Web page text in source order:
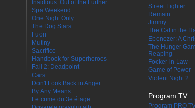
Insidious: Out of the Further
Spa Weekend
One Night Only
The Dog Stars
Fuori
Mutiny
Sacrifice
Handbook for Superheroes
Fall 2: Deadpoint
Cars
Don't Look Back in Anger
By Any Means
Le crime du 3e étage
Street Fighter
Remain
Jimmy
The Cat in the
Ebenezer: A
The Hunger
Reaping
Focker-in-Law
Game of Power
Violent Night 2
Program TV
Program PRO